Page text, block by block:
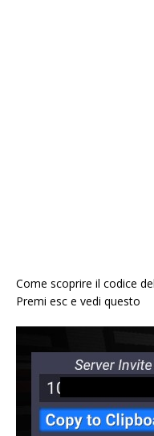
Come scoprire il codice
Premi esc e vedi questo